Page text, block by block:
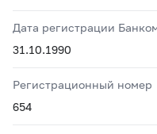
Дата регистрации
31.10.1990
Регистрационный номер
654